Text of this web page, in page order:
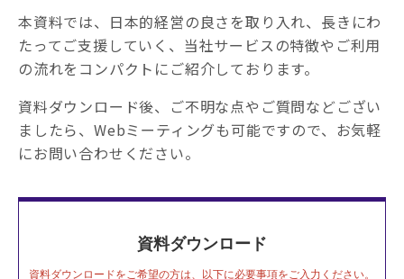
本資料では、日本的経営の良さを取り入れ、長きにわ
たってご支援していく、当社サービスの特徴やご利用
の流れをコンパクトにご紹介しております。
資料ダウンロード後、ご不明な点やご質問などござい
ましたら、Webミーティングも可能ですので、お気軽
にお問い合わせください。